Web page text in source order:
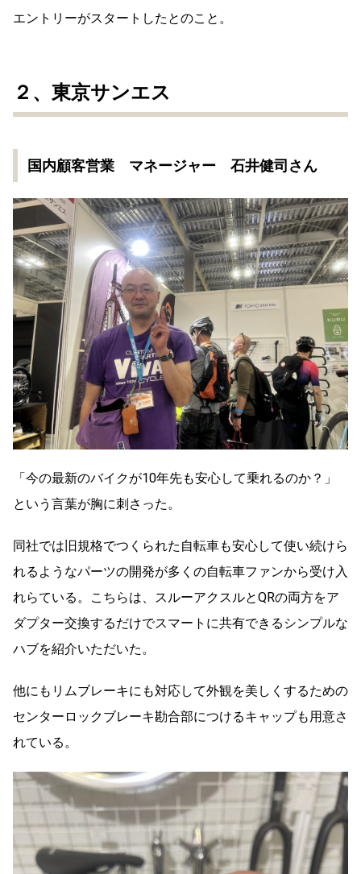
エントリーがスタートしたとのこと。
２、東京サンエス
国内顧客営業 マネージャー 石井健司さん
「今の最新のバイクが10年先も安心して乗れるのか？」
という言葉が胸に刺さった。
同社では旧規格でつくられた自転車も安心して使い続けら
れるようなパーツの開発が多くの自転車ファンから受け入
れらている。こちらは、スルーアクスルとQRの両方をア
ダプター交換するだけでスマートに共有できるシンプルな
ハブを紹介いただいた。
他にもリムブレーキにも対応して外観を美しくするための
センターロックブレーキ勘合部につけるキャップも用意さ
れている。